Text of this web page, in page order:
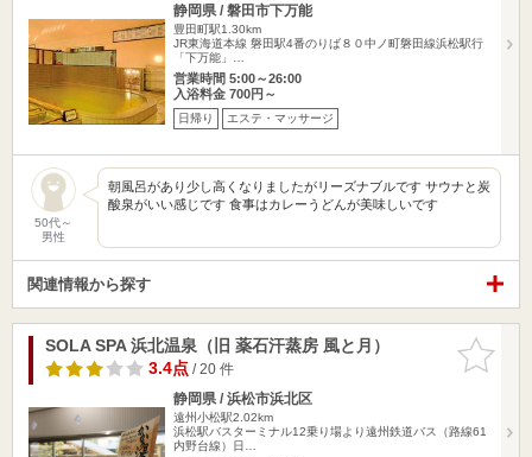
静岡県 / 磐田市下万能
豊田町駅1.30km
JR東海道本線 磐田駅4番のりば８０中ノ町磐田線浜松駅行
「下万能」…
営業時間 5:00～26:00
入浴料金 700円～
日帰り エステ・マッサージ
50代～
男性
朝風呂があり少し高くなりましたがリーズナブルです サウナと炭
酸泉がいい感じです 食事はカレーうどんが美味しいです
関連情報から探す
お気に入
りに追加
SOLA SPA 浜北温泉（旧 薬石汗蒸房 風と月）
3.4点/ 20 件
静岡県 / 浜松市浜北区
遠州小松駅2.02km
浜松駅バスターミナル12乗り場より遠州鉄道バス（路線61
内野台線）日…